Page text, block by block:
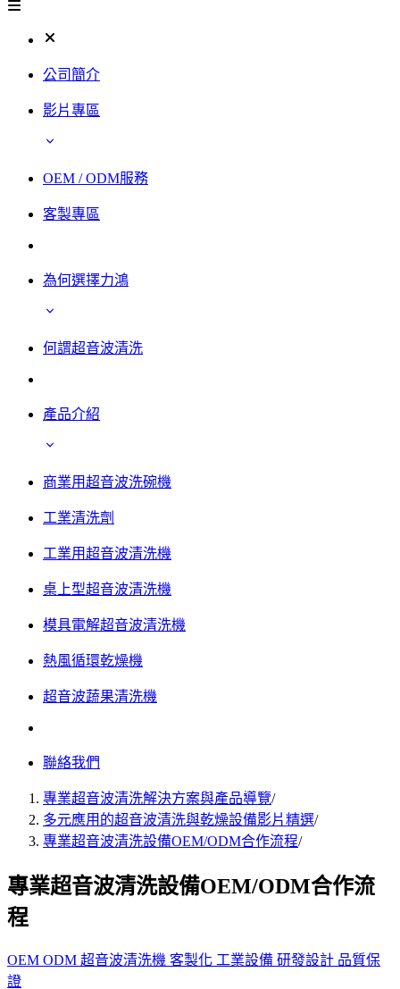
公司簡介
影片專區
OEM / ODM服務
客製專區
為何選擇力鴻
何謂超音波清洗
產品介紹
商業用超音波洗碗機
工業清洗劑
工業用超音波清洗機
桌上型超音波清洗機
模具電解超音波清洗機
熱風循環乾燥機
超音波蔬果清洗機
聯絡我們
專業超音波清洗解決方案與產品導覽/
多元應用的超音波清洗與乾燥設備影片精選/
專業超音波清洗設備OEM/ODM合作流程/
專業超音波清洗設備OEM/ODM合作流
程
OEM ODM 超音波清洗機 客製化 工業設備 研發設計 品質保
證